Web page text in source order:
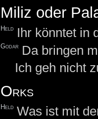
Miliz oder
Held Ihr könntet in
Godar
Da bringen
Ich geh nicht
Orks
Held Was ist mit